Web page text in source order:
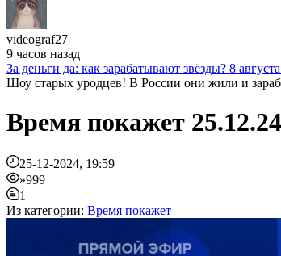
videograf27
9 часов назад
За деньги да: как зарабатывают звёзды? 8
Шоу старых уродцев! В России они жили и
Время покажет
25-12-2024, 19:59
»999
1
Из категории: Время покажет